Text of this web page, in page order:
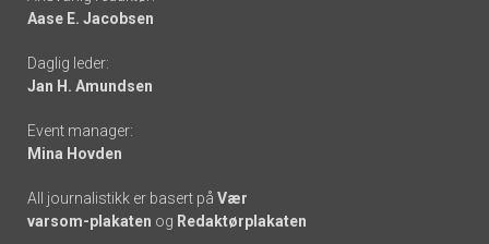
-
links
Aase E. Jacobsen
Daglig leder:
Jan H. Amundsen
Event manager:
Mina Hovden
All journalistikk er basert på Vær
varsom-plakaten og Redaktørplakaten